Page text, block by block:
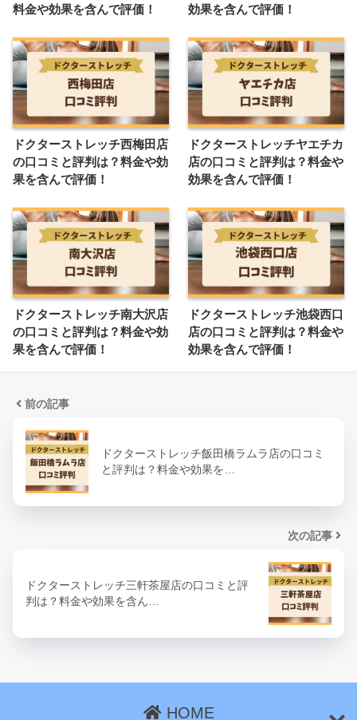
料金や効果を含んで評価！
効果を含んで評価！
ドクターストレッチ西梅田店
の口コミと評判は？料金や効
果を含んで評価！
ドクターストレッチヤエチカ
店の口コミと評判は？料金や
効果を含んで評価！
ドクターストレッチ南大沢店
の口コミと評判は？料金や効
果を含んで評価！
ドクターストレッチ池袋西口
店の口コミと評判は？料金や
効果を含んで評価！
前の記事
ドクターストレッチ飯田橋ラムラ店の口コミ
と評判は？料金や効果を…
次の記事
ドクターストレッチ三軒茶屋店の口コミと評
判は？料金や効果を含ん…
HOME